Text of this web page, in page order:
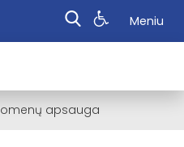
Meniu
apsauga